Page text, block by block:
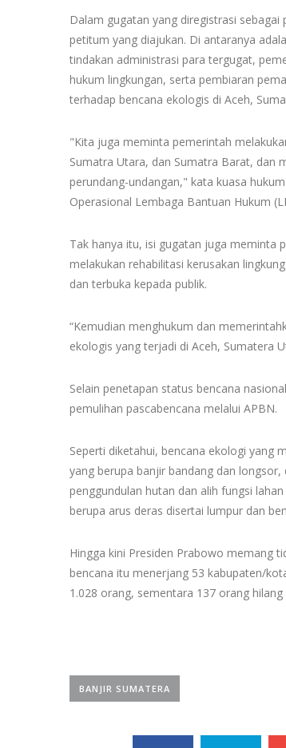
Dalam gugatan yang diregistrasi
petitum yang diajukan. Di antaranya
tindakan administrasi para tergugat,
hukum lingkungan, serta pembiaran
terhadap bencana ekologis di Aceh,
"Kita juga meminta pemerintah
Sumatra Utara, dan Sumatra Barat, dan
perundang-undangan," kata kuasa
Operasional Lembaga Bantuan Hukum
Tak hanya itu, isi gugatan juga meminta
melakukan rehabilitasi kerusakan
dan terbuka kepada publik.
“Kemudian menghukum dan
ekologis yang terjadi di Aceh, Sumatera
Selain penetapan status bencana
pemulihan pascabencana melalui APBN.
Seperti diketahui, bencana ekologi yang
yang berupa banjir bandang dan
penggundulan hutan dan alih fungsi
berupa arus deras disertai lumpur dan
Hingga kini Presiden Prabowo memang
bencana itu menerjang 53 kabupaten/
1.028 orang, sementara 137 orang
BANJIR SUMATERA